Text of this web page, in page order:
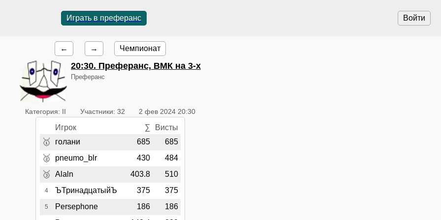
Войти
Играть в преферанс
← → Чемпионат
20:30. Преферанс, ВМК на 3-х
Преферанс
Категория: II Участники: 32 2 фев 2024 20:30
Игрок ∑ Висты
🥇 голани 685 685
🥈 pneumo_blr 430 484
🥉 Alaln 403.8 510
4 ЪТринадцатыйЪ 375 375
5 Persephone 186 186